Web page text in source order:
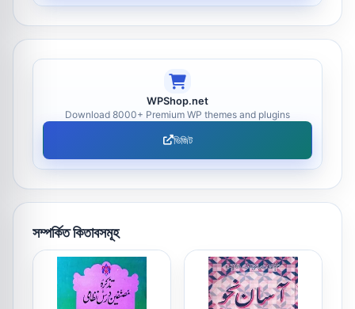
WPShop.net
Download 8000+ Premium WP themes and plugins
ভিজিট
সম্পর্কিত কিতাবসমূহ